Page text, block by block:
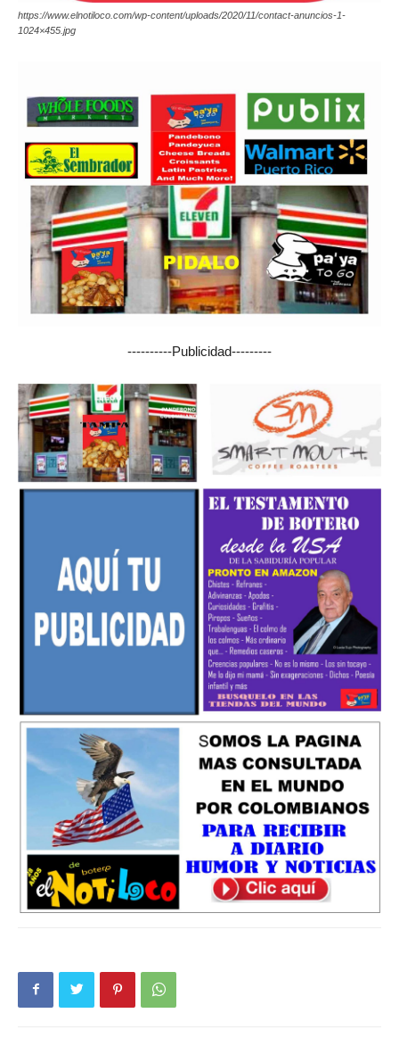
https://www.elnotiloco.com/wp-content/uploads/2020/11/contact-anuncios-1-
1024×455.jpg
----------Publicidad---------